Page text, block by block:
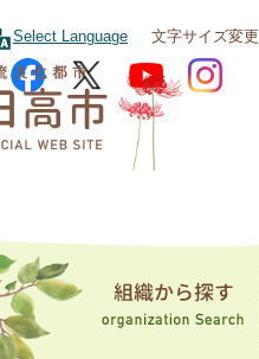
Select Language 文字サイズ変更